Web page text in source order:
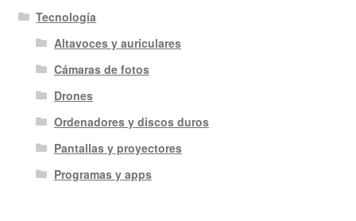
Tecnología
Altavoces y auriculares
Cámaras de fotos
Drones
Ordenadores y discos duros
Pantallas y proyectores
Programas y apps